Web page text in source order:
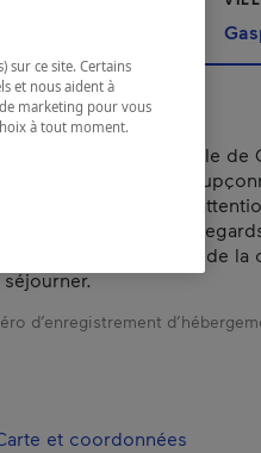
plein cœur du centre-ville de
hôtelier
qui attirent
qui s’offre aux
à l’abri des bruits de
d’enregistrement
et coordonnées
sur ce site. Certains
et nous aident à
marketing pour vous
à tout moment.
fenêtre.